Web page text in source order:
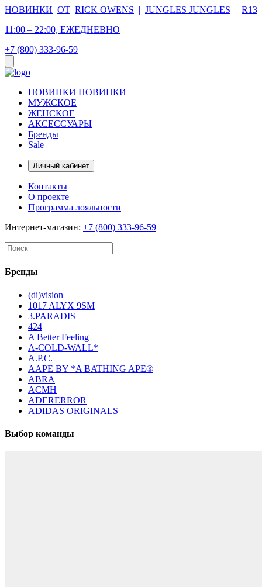
НОВИНКИ ОТ RICK OWENS | JUNGLES JUNGLES | R13
11:00 – 22:00, ЕЖЕДНЕВНО
+7 (800) 333-96-59
НОВИНКИ НОВИНКИ
МУЖСКОЕ
ЖЕНСКОЕ
АКСЕССУАРЫ
Бренды
Sale
Личный кабинет
Контакты
О проекте
Программа лояльности
Интернет-магазин: +7 (800) 333-96-59
Бренды
(di)vision
1017 ALYX 9SM
3.PARADIS
424
A Better Feeling
A-COLD-WALL*
A.P.C.
AAPE BY *A BATHING APE®
ABRA
ACMH
ADERERROR
ADIDAS ORIGINALS
Выбор команды